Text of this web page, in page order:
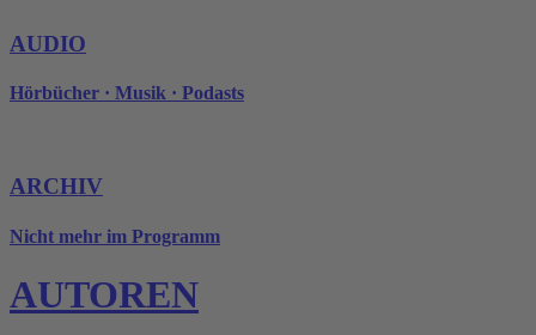
AUDIO
Hörbücher · Musik · Podasts
ARCHIV
Nicht mehr im Programm
AUTOREN